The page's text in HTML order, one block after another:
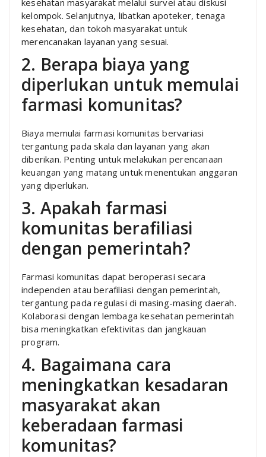
kesehatan masyarakat melalui survei atau diskusi
kelompok. Selanjutnya, libatkan apoteker, tenaga
kesehatan, dan tokoh masyarakat untuk
merencanakan layanan yang sesuai.
2. Berapa biaya yang
diperlukan untuk memulai
farmasi komunitas?
Biaya memulai farmasi komunitas bervariasi
tergantung pada skala dan layanan yang akan
diberikan. Penting untuk melakukan perencanaan
keuangan yang matang untuk menentukan anggaran
yang diperlukan.
3. Apakah farmasi
komunitas berafiliasi
dengan pemerintah?
Farmasi komunitas dapat beroperasi secara
independen atau berafiliasi dengan pemerintah,
tergantung pada regulasi di masing-masing daerah.
Kolaborasi dengan lembaga kesehatan pemerintah
bisa meningkatkan efektivitas dan jangkauan
program.
4. Bagaimana cara
meningkatkan kesadaran
masyarakat akan
keberadaan farmasi
komunitas?